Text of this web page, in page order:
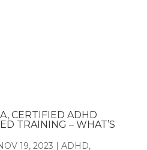
CERTIFIED ADHD
TRAINING – WHAT’S
19, 2023 | ADHD,